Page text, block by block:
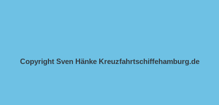
Copyright Sven Hänke Kreuzfahrtschiffehamburg.de